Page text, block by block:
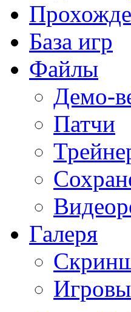
База игр
Файлы
Демо-
Патчи
Галеря